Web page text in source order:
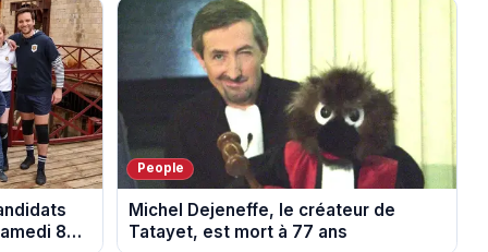
8
People
Michel Dejeneffe, le créateur de
Tatayet, est mort à 77 ans